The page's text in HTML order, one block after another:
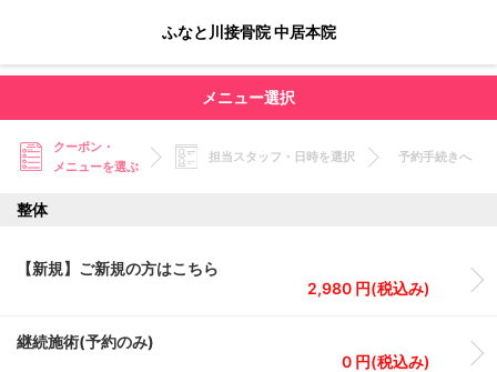
ふなと川接骨院 中居本院
メニュー選択
クーポン・
メニューを選ぶ
担当スタッフ・日時を選択 予約手続きへ
整体
【新規】ご新規の方はこちら
2,980 円(税込み)
継続施術(予約のみ)
0 円(税込み)